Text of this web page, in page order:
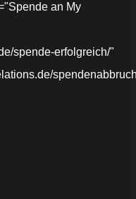
an My
spende-erfolgreich/"